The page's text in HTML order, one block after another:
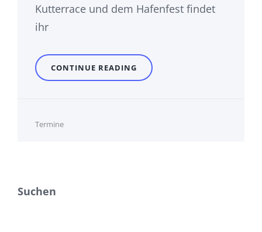
Kutterrace und dem Hafenfest findet
ihr
CONTINUE READING KUTTERRACE
RHEINSBERG
Cat
Termine
Suchen